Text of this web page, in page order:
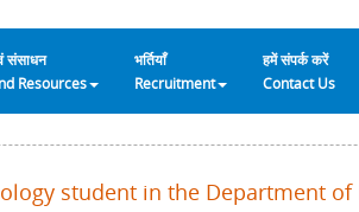
संसाधन
Resources
भर्तियाँ
Recruitment
हमें संपर्क करें
Contact Us
student in the Department of